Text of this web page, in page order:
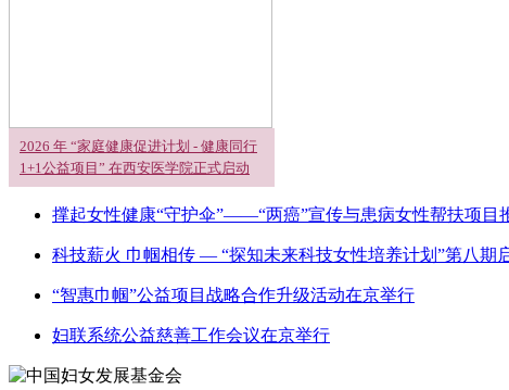
2026 年 “家庭健康促进计划 - 健康同行
1+1公益项目” 在西安医学院正式启动
撑起女性健康“守护伞”——“两癌”宣传与患病女性帮扶项目
科技薪火 巾帼相传 — “探知未来科技女性培养计划”第八期
“智惠巾帼”公益项目战略合作升级活动在京举行
妇联系统公益慈善工作会议在京举行